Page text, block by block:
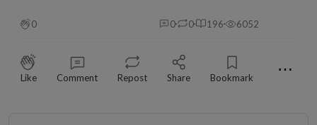
0 0 0 196 6052
Like Comment Repost Share Bookmark ⋯